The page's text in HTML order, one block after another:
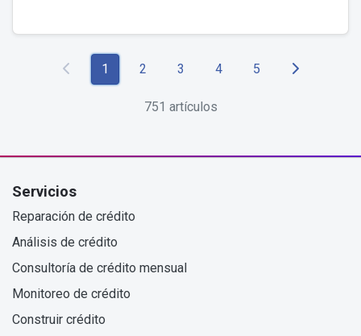
1 2 3 4 5
751 artículos
Servicios
Reparación de crédito
Análisis de crédito
Consultoría de crédito mensual
Monitoreo de crédito
Construir crédito